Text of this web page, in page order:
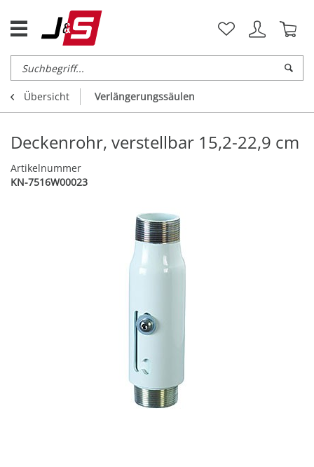
Übersicht Verlängerungssäulen
Deckenrohr, verstellbar 15,2-22,9 cm
Artikelnummer
KN-7516W00023